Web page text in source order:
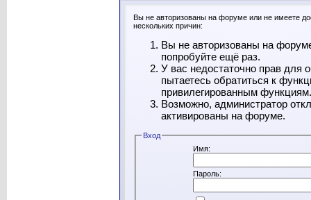
Вы не авторизованы на форуме или не имеете
нескольких причин:
Вы не авторизованы на
попробуйте ещё раз.
У вас недостаточно прав для
пытаетесь обратиться к
привилегированным функциям.
Возможно, администратор
активированы на форуме.
Вход
Имя:
Пароль: